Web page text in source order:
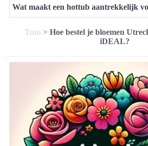
Wat maakt een hottub aantrekkelijk
Tuin > Hoe bestel je bloemen
iDEAL?